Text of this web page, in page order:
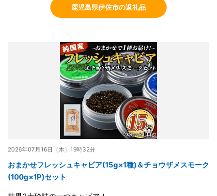
鹿児島県伊佐市の返礼品
2026年07月16日（木）19時32分
おまかせフレッシュキャビア(15g×1種)＆チョウザメスモーク
(100g×1P)セット